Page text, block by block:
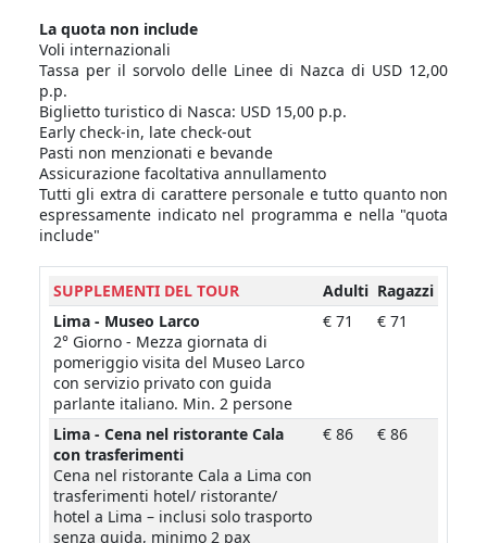
La quota non include
Voli internazionali
Tassa per il sorvolo delle Linee di Nazca di USD 12,00
p.p.
Biglietto turistico di Nasca: USD 15,00 p.p.
Early check-in, late check-out
Pasti non menzionati e bevande
Assicurazione facoltativa annullamento
Tutti gli extra di carattere personale e tutto quanto non
espressamente indicato nel programma e nella "quota
include"
SUPPLEMENTI DEL TOUR Adulti Ragazzi
Lima - Museo Larco
2° Giorno - Mezza giornata di
pomeriggio visita del Museo Larco
con servizio privato con guida
parlante italiano. Min. 2 persone
€ 71 € 71
Lima - Cena nel ristorante Cala
con trasferimenti
Cena nel ristorante Cala a Lima con
trasferimenti hotel/ ristorante/
hotel a Lima – inclusi solo trasporto
senza guida, minimo 2 pax
€ 86 € 86